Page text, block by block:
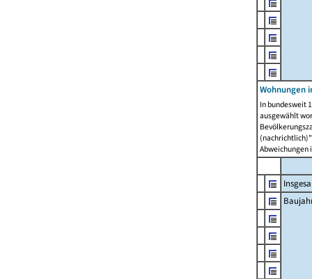
Wohnungen
In bundesweit
ausgewählt
Abweichungen